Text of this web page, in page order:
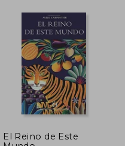
40%
dcto.
El Reino de Este